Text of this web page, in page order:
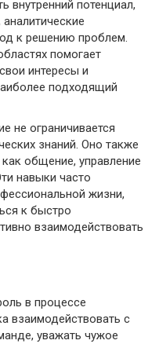
внутренний потенциал,
к решению проблем.
помогает
интересы и
подходящий
не ограничивается
знаний. Оно также
общение, управление
навыки часто
жизни,
к быстро
взаимодействовать
в процессе
взаимодействовать с
уважать чужое